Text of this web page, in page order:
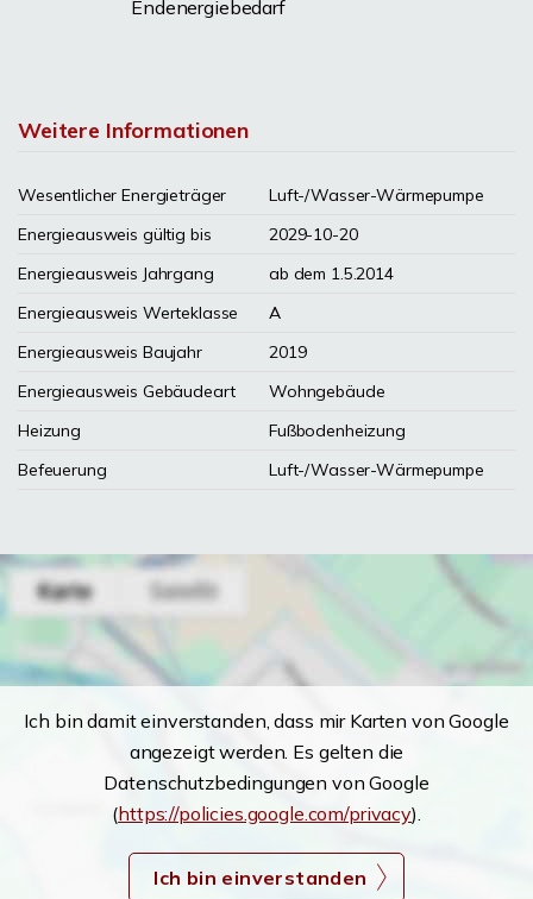
Endenergiebedarf
Weitere Informationen
Wesentlicher Energieträger
Luft-/Wasser-Wärmepumpe
Energieausweis gültig bis
2029-10-20
Energieausweis Jahrgang
ab dem 1.5.2014
Energieausweis Werteklasse
A
Energieausweis Baujahr
2019
Energieausweis Gebäudeart
Wohngebäude
Heizung
Fußbodenheizung
Befeuerung
Luft-/Wasser-Wärmepumpe
Ich bin damit einverstanden, dass mir Karten von Google
angezeigt werden. Es gelten die
Datenschutzbedingungen von Google
(https://policies.google.com/privacy).
Ich bin einverstanden